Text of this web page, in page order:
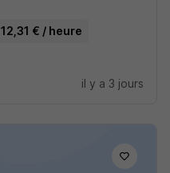
12,31 € / heure
il y a 3 jours